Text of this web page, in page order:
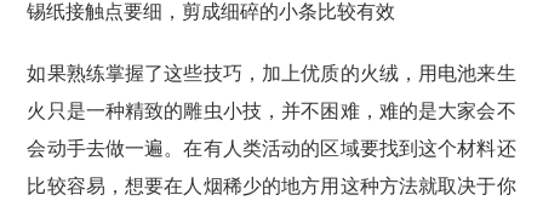
锡纸接触点要细，剪成细碎的小条比较有效
如果熟练掌握了这些技巧，加上优质的火绒，用电池来生
火只是一种精致的雕虫小技，并不困难，难的是大家会不
会动手去做一遍。在有人类活动的区域要找到这个材料还
比较容易，想要在人烟稀少的地方用这种方法就取决于你